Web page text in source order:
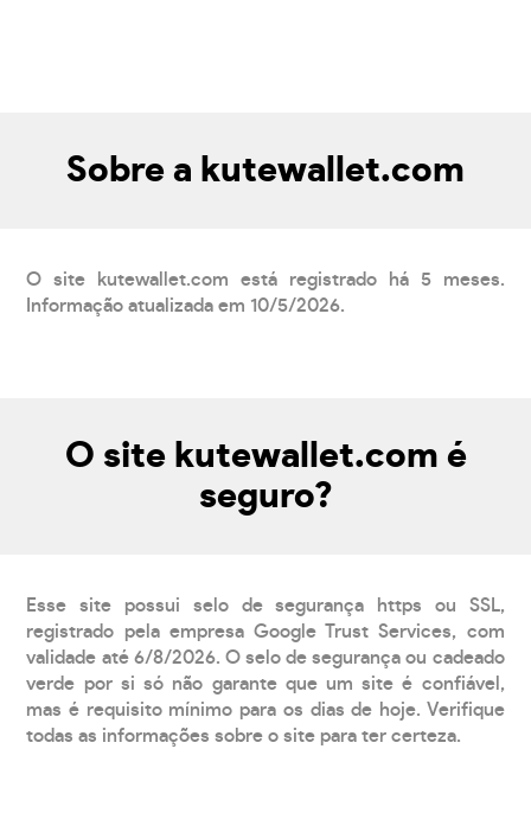
Sobre a kutewallet.com
O site kutewallet.com está registrado há 5 meses.
Informação atualizada em 10/5/2026.
O site kutewallet.com é
seguro?
Esse site possui selo de segurança https ou SSL,
registrado pela empresa Google Trust Services, com
validade até 6/8/2026. O selo de segurança ou cadeado
verde por si só não garante que um site é confiável,
mas é requisito mínimo para os dias de hoje. Verifique
todas as informações sobre o site para ter certeza.